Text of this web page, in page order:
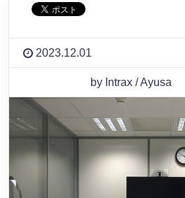
2023.12.01
by Intrax / Ayusa